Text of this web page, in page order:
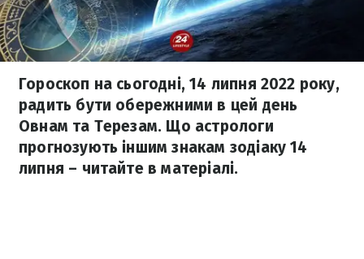
Гороскоп на сьогодні, 14 липня 2022 року,
радить бути обережними в цей день
Овнам та Терезам. Що астрологи
прогнозують іншим знакам зодіаку 14
липня – читайте в матеріалі.